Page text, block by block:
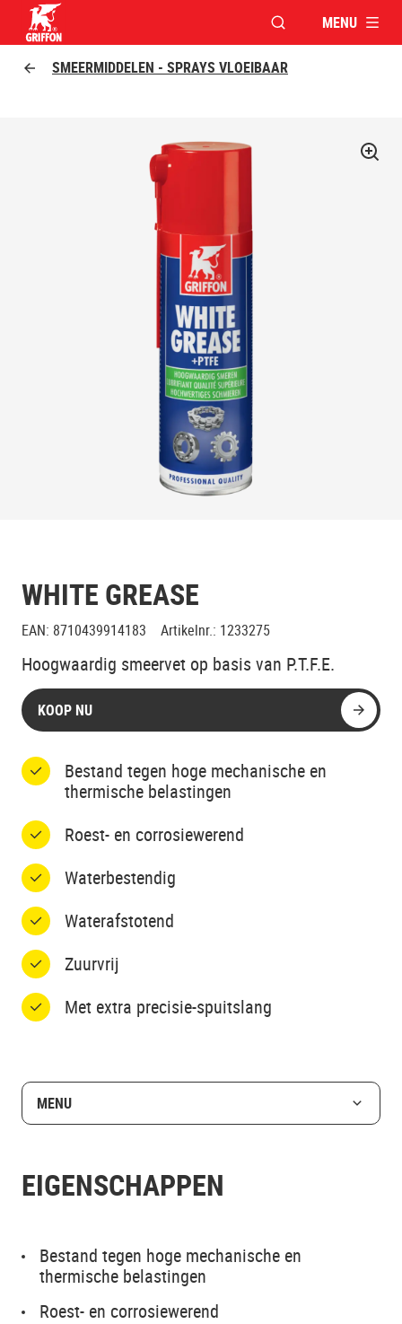
VENSTER OPENEN
MENU
SMEERMIDDELEN - SPRAYS VLOEIBAAR
WHITE GREASE
EAN: 8710439914183 Artikelnr.: 1233275
Hoogwaardig smeervet op basis van P.T.F.E.
KOOP NU
Bestand tegen hoge mechanische en
thermische belastingen
Roest- en corrosiewerend
Waterbestendig
Waterafstotend
Zuurvrij
Met extra precisie-spuitslang
MENU
EIGENSCHAPPEN
Bestand tegen hoge mechanische en
thermische belastingen
Roest- en corrosiewerend